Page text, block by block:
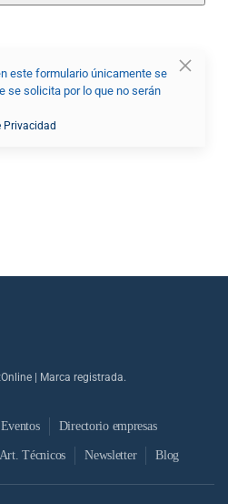
este formulario únicamente se
se solicita por lo que no serán
Privacidad
| Marca registrada.
Directorio empresas
Art. Técnicos Newsletter Blog